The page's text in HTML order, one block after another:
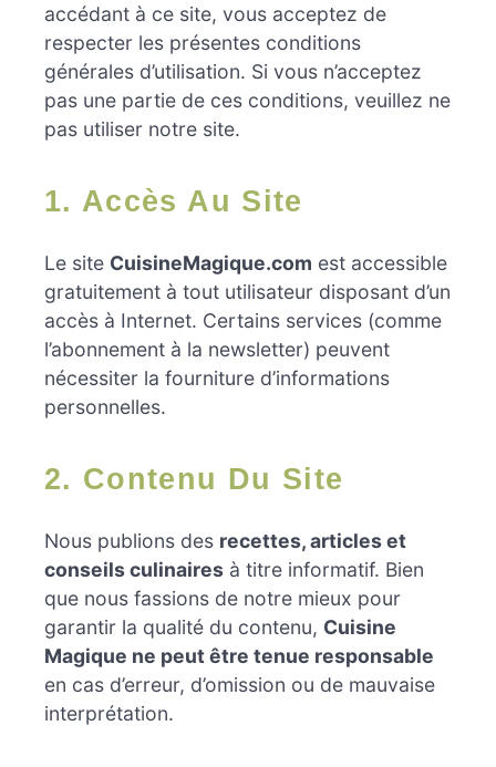
accédant à ce site, vous acceptez de
respecter les présentes conditions
générales d’utilisation. Si vous n’acceptez
pas une partie de ces conditions, veuillez ne
pas utiliser notre site.
1. Accès Au Site
Le site CuisineMagique.com est accessible
gratuitement à tout utilisateur disposant d’un
accès à Internet. Certains services (comme
l’abonnement à la newsletter) peuvent
nécessiter la fourniture d’informations
personnelles.
2. Contenu Du Site
Nous publions des recettes, articles et
conseils culinaires à titre informatif. Bien
que nous fassions de notre mieux pour
garantir la qualité du contenu, Cuisine
Magique ne peut être tenue responsable
en cas d’erreur, d’omission ou de mauvaise
interprétation.